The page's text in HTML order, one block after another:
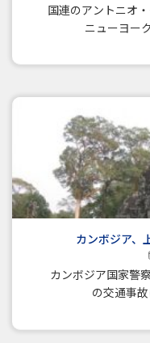
国連のアントニオ
ニューヨー
カンボジア、
カンボジア国家警
の交通事